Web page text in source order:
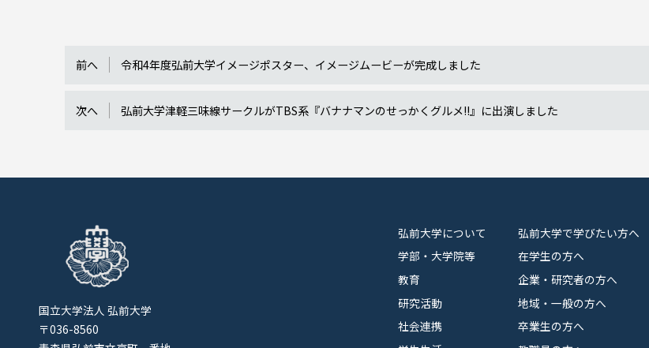
前へ 令和4年度弘前大学イメージポスター、イメージムービーが完成しました
次へ 弘前大学津軽三味線サークルがTBS系『バナナマンのせっかくグルメ!!』に出演しました
国立大学法人 弘前大学
〒036-8560
弘前大学について
学部・大学院等
教育
研究活動
社会連携
弘前大学で学びたい方へ
在学生の方へ
企業・研究者の方へ
地域・一般の方へ
卒業生の方へ